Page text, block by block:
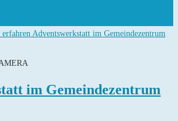
im Gemeindezentrum